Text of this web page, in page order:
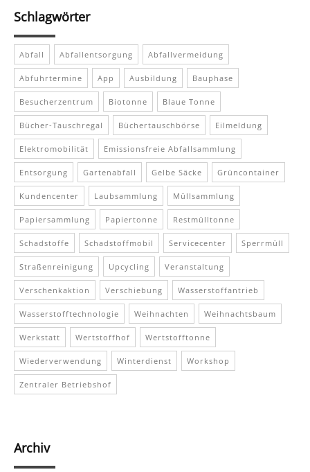
Schlagwörter
Abfall Abfallentsorgung Abfallvermeidung
Abfuhrtermine App Ausbildung Bauphase
Besucherzentrum Biotonne Blaue Tonne
Bücher-Tauschregal Büchertauschbörse Eilmeldung
Elektromobilität Emissionsfreie Abfallsammlung
Entsorgung Gartenabfall Gelbe Säcke Grüncontainer
Kundencenter Laubsammlung Müllsammlung
Papiersammlung Papiertonne Restmülltonne
Schadstoffe Schadstoffmobil Servicecenter Sperrmüll
Straßenreinigung Upcycling Veranstaltung
Verschenkaktion Verschiebung Wasserstoffantrieb
Wasserstofftechnologie Weihnachten Weihnachtsbaum
Werkstatt Wertstoffhof Wertstofftonne
Wiederverwendung Winterdienst Workshop
Zentraler Betriebshof
Archiv